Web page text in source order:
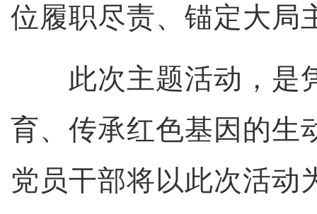
位履职尽责、锚定大局
此次主题活动，是
育、传承红色基因的生
党员干部将以此次活动